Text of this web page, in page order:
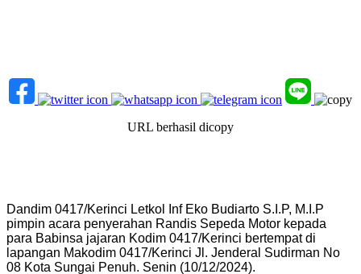
URL berhasil dicopy
Dandim 0417/Kerinci Letkol Inf Eko Budiarto S.I.P, M.I.P
pimpin acara penyerahan Randis Sepeda Motor kepada
para Babinsa jajaran Kodim 0417/Kerinci bertempat di
lapangan Makodim 0417/Kerinci Jl. Jenderal Sudirman No
08 Kota Sungai Penuh. Senin (10/12/2024).